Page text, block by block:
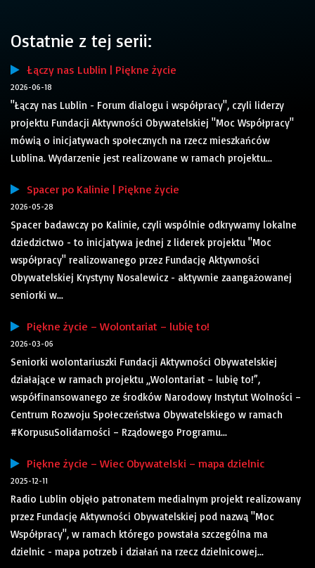
Ostatnie z tej serii:
Łączy nas Lublin | Piękne życie
2026-06-18
"Łączy nas Lublin - Forum dialogu i współpracy", czyli liderzy
projektu Fundacji Aktywności Obywatelskiej "Moc Współpracy"
mówią o inicjatywach społecznych na rzecz mieszkańców
Lublina. Wydarzenie jest realizowane w ramach projektu...
Spacer po Kalinie | Piękne życie
2026-05-28
Spacer badawczy po Kalinie, czyli wspólnie odkrywamy lokalne
dziedzictwo - to inicjatywa jednej z liderek projektu "Moc
współpracy" realizowanego przez Fundację Aktywności
Obywatelskiej Krystyny Nosalewicz - aktywnie zaangażowanej
seniorki w...
Piękne życie – Wolontariat – lubię to!
2026-03-06
Seniorki wolontariuszki Fundacji Aktywności Obywatelskiej
działające w ramach projektu „Wolontariat – lubię to!”,
współfinansowanego ze środków Narodowy Instytut Wolności –
Centrum Rozwoju Społeczeństwa Obywatelskiego w ramach
#KorpusuSolidarności – Rządowego Programu...
Piękne życie – Wiec Obywatelski – mapa dzielnic
2025-12-11
Radio Lublin objęło patronatem medialnym projekt realizowany
przez Fundację Aktywności Obywatelskiej pod nazwą "Moc
Współpracy", w ramach którego powstała szczególna ma
dzielnic - mapa potrzeb i działań na rzecz dzielnicowej...